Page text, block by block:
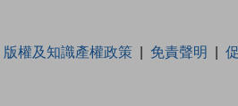
版權及知識產權政策 免責聲明